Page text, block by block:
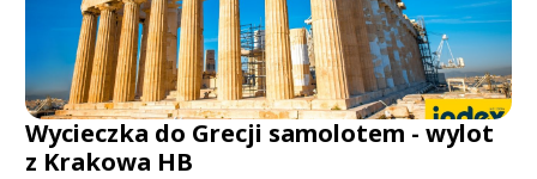
Wycieczka do Grecji samolotem - wylot
z Krakowa HB